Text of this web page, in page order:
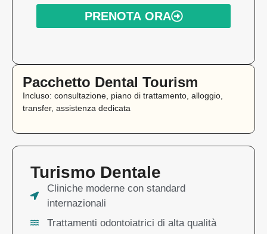
PRENOTA ORA
Pacchetto Dental Tourism
Incluso: consultazione, piano di trattamento, alloggio,
transfer, assistenza dedicata
Turismo Dentale
Cliniche moderne con standard
internazionali
Trattamenti odontoiatrici di alta qualità